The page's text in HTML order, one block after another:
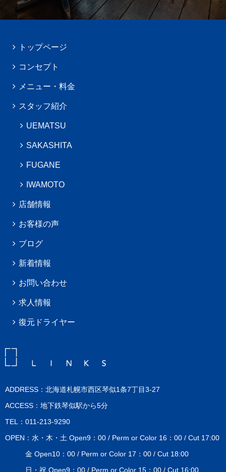
トップページ
コンセプト
メニュー・料金
スタッフ紹介
UEMATSU
SAKASHITA
FUGANE
IWAMOTO
店舗情報
お客様の声
ブログ
新着情報
お問い合わせ
求人情報
復元ドライヤー
ADDRESS：北海道札幌市西区琴似1条7丁目3-27
ACCESS：地下鉄琴似駅から5分
TEL：011-213-9290
OPEN：水・木・土 Open9：00 / Perm or Color 16：00 / Cut 17:00
金 Open10：00 / Perm or Color 17：00 / Cut 18:00
日・祝 Open9：00 / Perm or Color 15：00 / Cut 16:00